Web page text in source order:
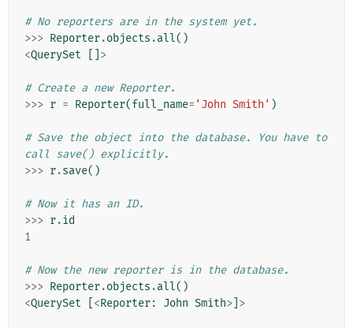
# No reporters are in the system yet.
>>> Reporter.objects .all()
<QuerySet >
# Create a new Reporter.
>>> r = Reporter(full_name= 'John Smith' )
# Save the object into the database. You have to
call save() explicitly.
>>> r.save()
# Now it has an ID.
>>> r.id
1
# Now the new reporter is in the database.
>>> Reporter.objects .all()
<QuerySet <Reporter: John Smith> >